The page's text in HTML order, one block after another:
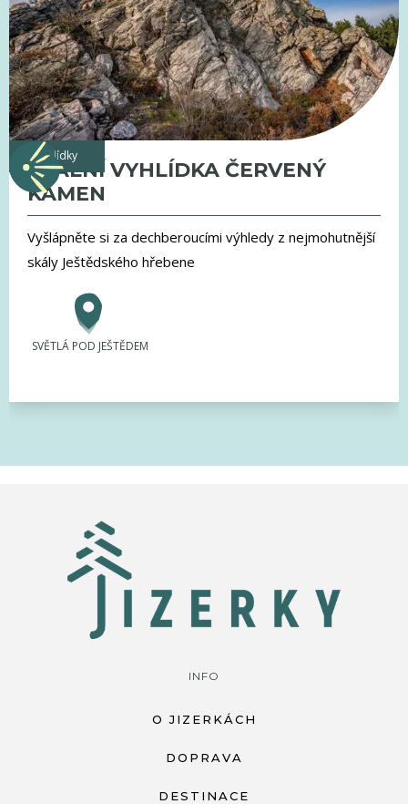
vyhlídky
SKALNÍ VYHLÍDKA ČERVENÝ
KÁMEN
Vyšlápněte si za dechberoucími výhledy z nejmohutnější
skály Ještědského hřebene
SVĚTLÁ POD JEŠTĚDEM
INFO
O JIZERKÁCH
DOPRAVA
DESTINACE